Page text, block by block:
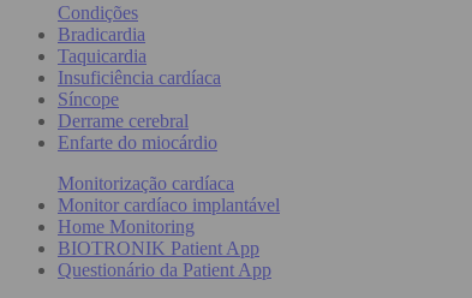
Condições
Bradicardia
Taquicardia
Insuficiência cardíaca
Síncope
Derrame cerebral
Enfarte do miocárdio
Monitorização cardíaca
Monitor cardíaco implantável
Home Monitoring
BIOTRONIK Patient App
Questionário da Patient App